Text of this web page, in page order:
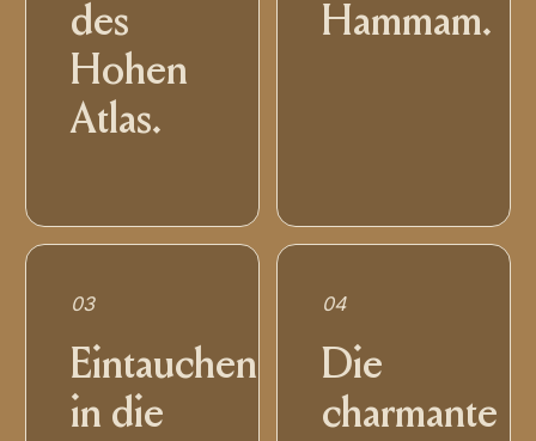
des
Hohen
Atlas.
Hammam.
03
Eintauchen
in die
04
Die
charmante